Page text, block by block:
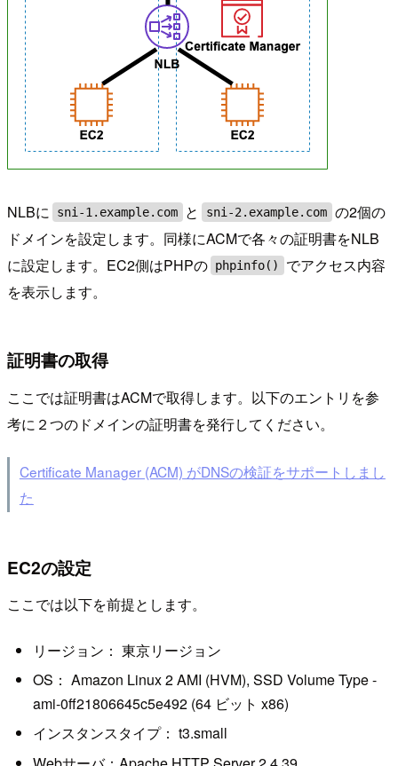
NLBに sni-1.example.com と sni-2.example.com の2個の
ドメインを設定します。同様にACMで各々の証明書をNLB
に設定します。EC2側はPHPの phpinfo()
でアクセス内容
を表示します。
証明書の取得
ここでは証明書はACMで取得します。以下のエントリを参
考に２つのドメインの証明書を発行してください。
Certificate Manager (ACM) がDNSの検証をサポートしまし
た
EC2の設定
ここでは以下を前提とします。
リージョン： 東京リージョン
OS： Amazon Linux 2 AMI (HVM), SSD Volume Type -
ami-0ff21806645c5e492 (64 ビット x86)
インスタンスタイプ： t3.small